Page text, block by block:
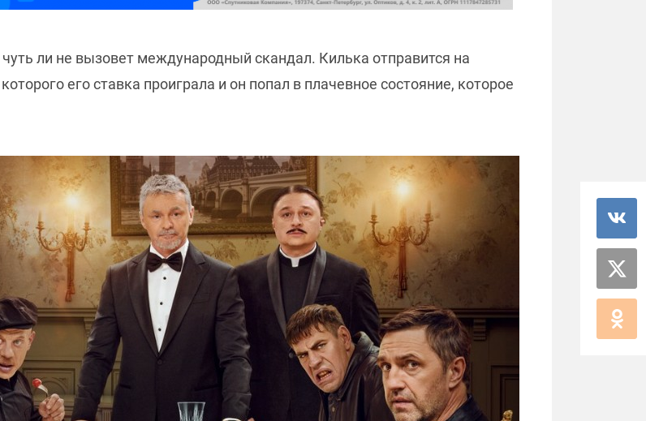
ли не вызовет международный скандал. Килька отправится на
его ставка проиграла и он попал в плачевное состояние, которое